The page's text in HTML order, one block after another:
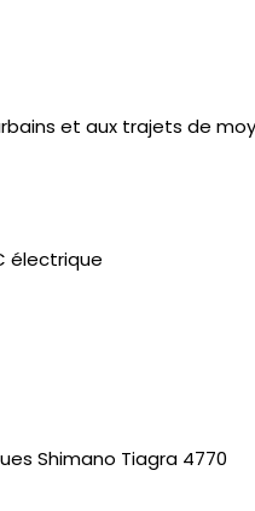
et aux trajets de
électrique
Shimano Tiagra 4770